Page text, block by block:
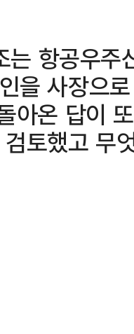
항공우주
을 사장으
아온 답이
토했고 무